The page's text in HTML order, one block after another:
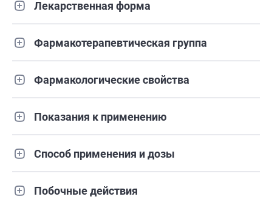
Лекарственная форма
Фармакотерапевтическая группа
Фармакологические свойства
Показания к применению
Способ применения и дозы
Побочные действия